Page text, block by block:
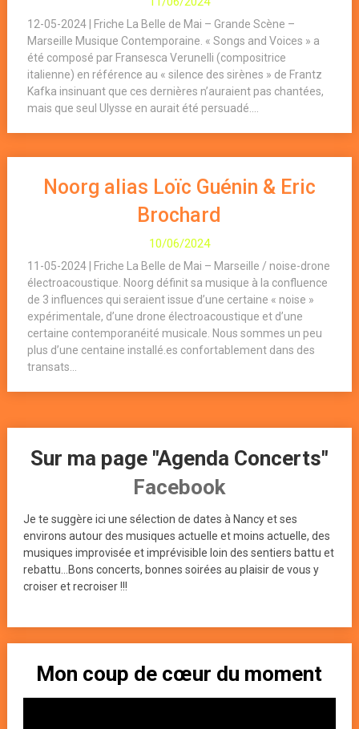
12-05-2024 | Friche La Belle de Mai – Grande Scène –
Marseille Musique Contemporaine. « Songs and Voices » a
été composé par Fransesca Verunelli (compositrice
italienne) en référence au « silence des sirènes » de Frantz
Kafka insinuant que ces dernières n’auraient pas chantées,
mais que seul Ulysse en aurait été persuadé....
Noorg alias Loïc Guénin & Eric
Brochard
10/06/2024
11-05-2024 | Friche La Belle de Mai – Marseille / noise-drone
électroacoustique. Noorg définit sa musique à la confluence
de 3 influences qui seraient issue d’une certaine « noise »
expérimentale, d’une drone électroacoustique et d’une
certaine contemporanéité musicale. Nous sommes un peu
plus d’une centaine installé.es confortablement dans des
transats...
Sur ma page "Agenda Concerts"
Facebook
Je te suggère ici une sélection de dates à Nancy et ses
environs autour des musiques actuelle et moins actuelle, des
musiques improvisée et imprévisible loin des sentiers battu et
rebattu...Bons concerts, bonnes soirées au plaisir de vous y
croiser et recroiser !!!
Mon coup de cœur du moment